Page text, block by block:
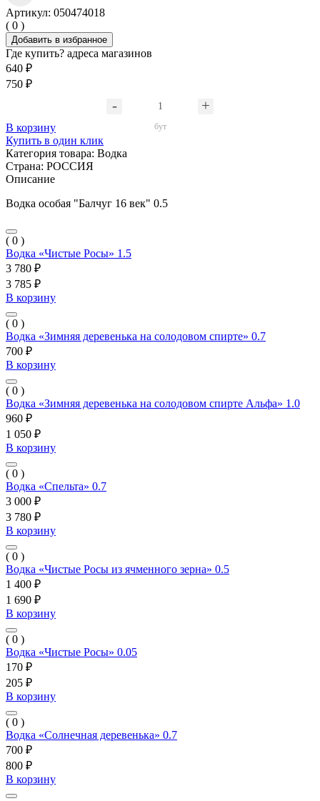
Артикул: 050474018
( 0 )
Добавить в избранное
Где купить? адреса магазинов
640 ₽
750 ₽
бут
В корзину
Купить в один клик
Категория товара: Водка
Страна: РОССИЯ
Описание
Водка особая "Балчуг 16 век" 0.5
( 0 )
Водка «Чистые Росы» 1.5
3 780 ₽
3 785 ₽
В корзину
( 0 )
Водка «Зимняя деревенька на солодовом спирте» 0.7
700 ₽
В корзину
( 0 )
Водка «Зимняя деревенька на солодовом спирте Альфа» 1.0
960 ₽
1 050 ₽
В корзину
( 0 )
Водка «Спельта» 0.7
3 000 ₽
3 780 ₽
В корзину
( 0 )
Водка «Чистые Росы из ячменного зерна» 0.5
1 400 ₽
1 690 ₽
В корзину
( 0 )
Водка «Чистые Росы» 0.05
170 ₽
205 ₽
В корзину
( 0 )
Водка «Солнечная деревенька» 0.7
700 ₽
800 ₽
В корзину